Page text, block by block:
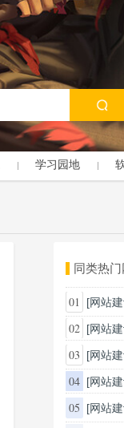
学习园地
同类热门
01 [网站
02 [网站
03 [网站
04 [网站
05 [网站